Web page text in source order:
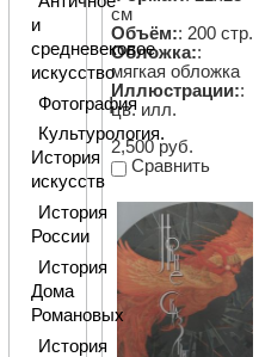
см
Объём:: 200 стр.
Обложка::
мягкая обложка
Иллюстрации::
цв. илл.
2,500 руб.
Сравнить
и
средневековое
искусство
Фотография
Культурология.
История
искусств
История
России
История
Дома
Романовых
История